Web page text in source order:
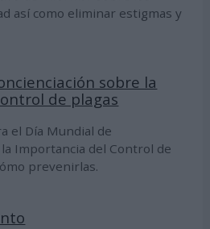
así como eliminar estigmas y
sobre la
de plagas
el Día Mundial de
Importancia del Control de
prevenirlas.